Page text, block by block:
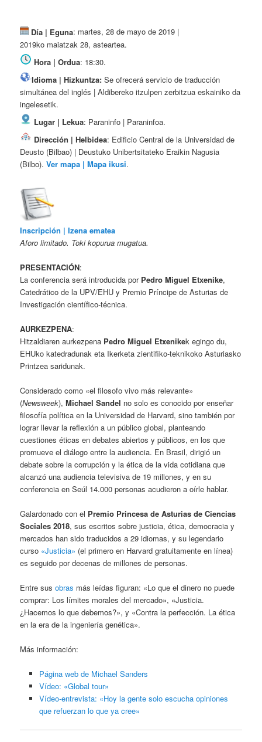
Día | Eguna: martes, 28 de mayo de 2019 |
2019ko maiatzak 28, asteartea.
Hora | Ordua: 18:30.
Idioma | Hizkuntza: Se ofrecerá servicio de traducción
simultánea del inglés | Aldibereko itzulpen zerbitzua eskainiko da
ingelesetik.
Lugar | Lekua: Paraninfo | Paraninfoa.
Dirección | Helbidea: Edificio Central de la Universidad de
Deusto (Bilbao) | Deustuko Unibertsitateko Eraikin Nagusia
(Bilbo).Ver mapa | Mapa ikusi.
Inscripción | Izena ematea
Aforo limitado. Toki kopurua mugatua.
PRESENTACIÓN:
La conferencia será introducida por Pedro Miguel Etxenike,
Catedrático de la UPV/EHU y Premio Príncipe de Asturias de
Investigación científico-técnica.
AURKEZPENA:
Hitzaldiaren aurkezpena Pedro Miguel Etxenikek egingo du,
EHUko katedradunak eta Ikerketa zientifiko-teknikoko Asturiasko
Printzea saridunak.
Considerado como «el filosofo vivo más relevante»
(Newsweek),Michael Sandel no solo es conocido por enseñar
filosofía política en la Universidad de Harvard, sino también por
lograr llevar la reflexión a un público global, planteando
cuestiones éticas en debates abiertos y públicos, en los que
promueve el diálogo entre la audiencia. En Brasil, dirigió un
debate sobre la corrupción y la ética de la vida cotidiana que
alcanzó una audiencia televisiva de 19 millones, y en su
conferencia en Seúl 14.000 personas acudieron a oírle hablar.
Galardonado con el Premio Princesa de Asturias de Ciencias
Sociales 2018, sus escritos sobre justicia, ética, democracia y
mercados han sido traducidos a 29 idiomas, y su legendario
curso «Justicia» (el primero en Harvard gratuitamente en línea)
es seguido por decenas de millones de personas.
Entre susobras más leídas figuran: «Lo que el dinero no puede
comprar: Los límites morales del mercado», «Justicia.
¿Hacemos lo que debemos?», y «Contra la perfección. La ética
en la era de la ingeniería genética».
Más información:
Página web de Michael Sanders
Vídeo: «Global tour»
Vídeo-entrevista: «Hoy la gente solo escucha opiniones
que refuerzan lo que ya cree»